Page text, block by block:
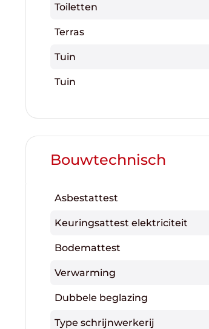
Toiletten
Terras
Tuin
Tuin
Bouwtechnisch
Asbestattest
Keuringsattest elektriciteit
Bodemattest
Verwarming
Dubbele beglazing
Type schrijnwerkerij